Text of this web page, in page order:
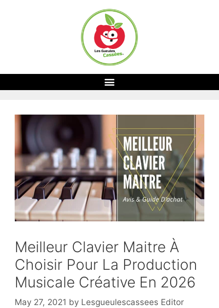
Meilleur Clavier Maitre À
Choisir Pour La Production
Musicale Créative En 2026
May 27, 2021 by Lesgueulescassees Editor